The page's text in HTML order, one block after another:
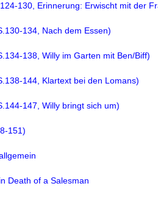
130, Erinnerung: Erwischt mit der
134, Nach dem Essen)
138, Willy im Garten mit Ben/Biff)
144, Klartext bei den Lomans)
147, Willy bringt sich um)
151)
Death of a Salesman